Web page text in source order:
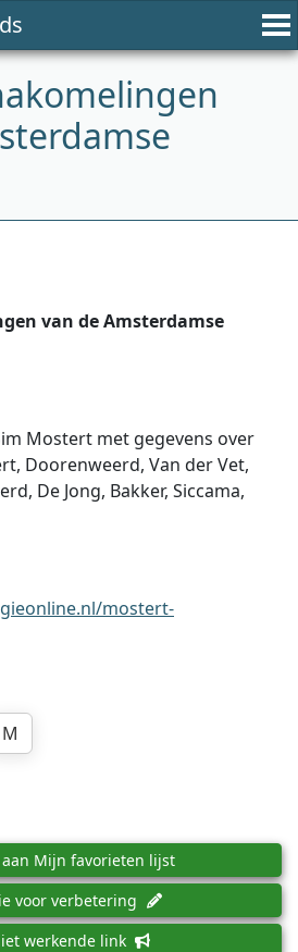
van de Amsterdamse
Mostert met gegevens over
Doorenweerd, Van der Vet,
De Jong, Bakker, Siccama,
mostert-
M
aan Mijn favorieten lijst
voor verbetering
werkende link